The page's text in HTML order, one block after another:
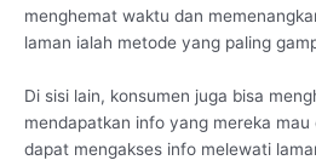
menghemat waktu dan
laman ialah metode yang paling
Di sisi lain, konsumen juga bisa
mendapatkan info yang mereka mau
dapat mengakses info melewati